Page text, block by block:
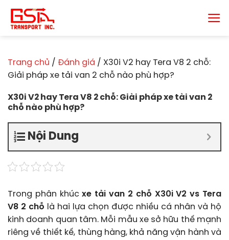
đến
nội
Trang chủ / Đánh giá / X30i V2 hay Tera V8 2 chỗ:
Giải pháp xe tải van 2 chỗ nào phù hợp?
X30i V2 hay Tera V8 2 chỗ: Giải pháp xe tải van 2
chỗ nào phù hợp?
Nội Dung
Trong phân khúcxe tải van 2 chỗ X30i V2 vs Tera
V8 2 chỗ là hai lựa chọn được nhiều cá nhân và hộ
kinh doanh quan tâm. Mỗi mẫu xe sở hữu thế mạnh
riêng về thiết kế, thùng hàng, khả năng vận hành và